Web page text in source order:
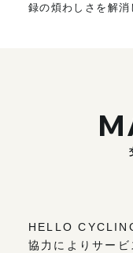
録の煩わしさを解消
HELLO
協力によりサービ